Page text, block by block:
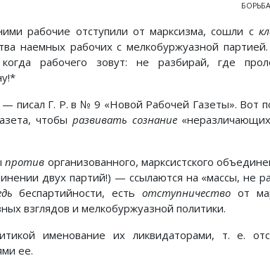
рабочие отступили от марксизма, сошли с
наемных рабочих с мелкобуржуазной
рабочего зовут: не разбирай, где
писал Г. Р. в № 9 «Новой Рабочей Газеты». Вот
чтобы развивать сознание
против организованного, марксистского
двух партий!) — ссылаются на «массы, не
беспартийности, естьотступничество от
взглядов и мелкобуржуазной политики.
именование их ликвидаторами, т. е.
ее.